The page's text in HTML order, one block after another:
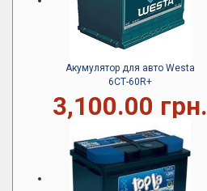
Акумулятор для авто Westa
6СТ-60R+
3,100.00 грн.